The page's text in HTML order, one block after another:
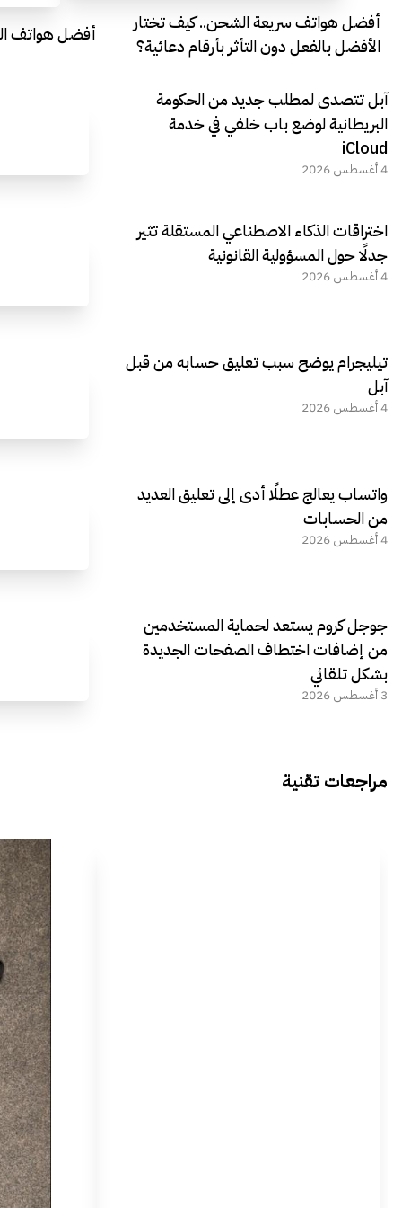
أفضل هواتف سريعة الشحن.. كيف تختار
الأفضل بالفعل دون التأثر بأرقام دعائية؟
أفضل هواتف
آبل تتصدى لمطلب جديد من الحكومة
البريطانية لوضع باب خلفي في خدمة
iCloud
4 أغسطس 2026
اختراقات الذكاء الاصطناعي المستقلة تثير
جدلًا حول المسؤولية القانونية
4 أغسطس 2026
تيليجرام يوضح سبب تعليق حسابه من قبل
آبل
4 أغسطس 2026
واتساب يعالج عطلًا أدى إلى تعليق العديد
من الحسابات
4 أغسطس 2026
جوجل كروم يستعد لحماية المستخدمين
من إضافات اختطاف الصفحات الجديدة
بشكل تلقائي
3 أغسطس 2026
مراجعات تقنية